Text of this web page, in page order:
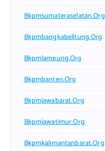
Bkpmsumateraselatan.org
Bkpmbangkabelitung.org
Bkpmlampung.org
Bkpmbanten.org
Bkpmjawabarat.org
Bkpmjawatimur.org
Bkpmkalimantanbarat.org